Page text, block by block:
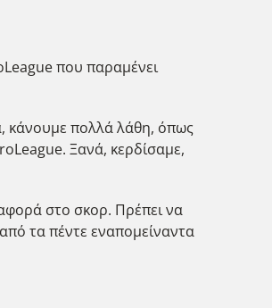
που παραμένει
κάνουμε πολλά λάθη, όπως
Ξανά, κερδίσαμε,
στο σκορ. Πρέπει να
τα πέντε εναπομείναντα